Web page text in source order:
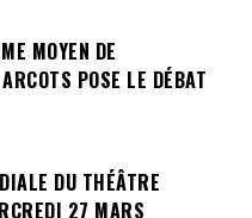
MOYEN DE
POSE LE DÉBAT
DU THÉÂTRE
27 MARS